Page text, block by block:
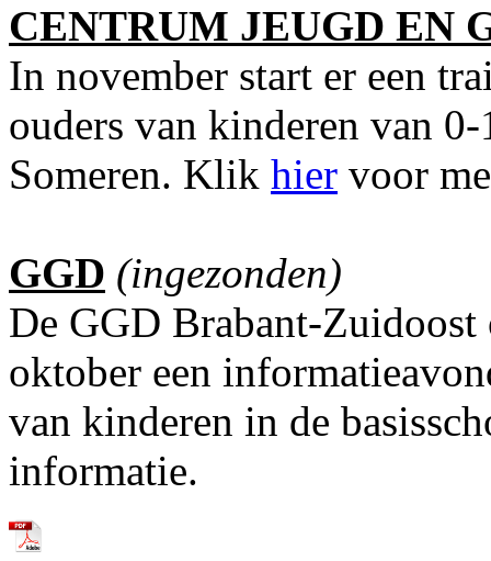
CENTRUM JEUGD EN
In november start er een
ouders van kinderen van
Someren. Klik hier voor
GGD (ingezonden)
De GGD Brabant-Zuidoost
oktober een
van kinderen in de
informatie.